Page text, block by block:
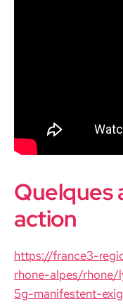
Quelques
action
https://france3-
rhone-alpes/
5g-manifestent-